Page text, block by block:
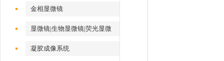
金相显微镜
显微镜|生物显微镜|荧光显微
镜|倒置显微镜
凝胶成像系统